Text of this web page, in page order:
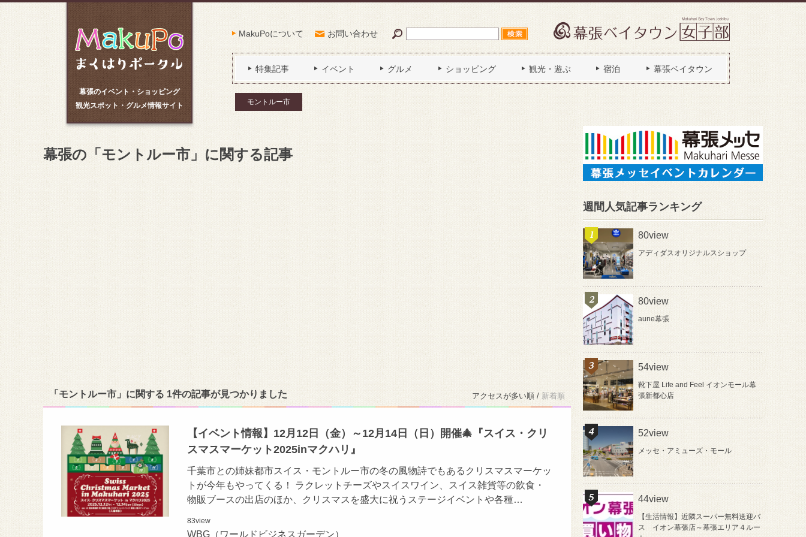
幕張のイベント・ショッピング
観光スポット・グルメ情報サイト
MakuPoについて お問い合わせ
特集記事 イベント グルメ ショッピング 観光・遊ぶ 宿泊 幕張ベイタウン
モントルー市
幕張の「モントルー市」に関する記事
「モントルー市」に関する 1件の記事が見つかりました アクセスが多い順 / 新着順
【イベント情報】12月12日（金）～12月14日（日）開催🎄『スイス・クリ
スマスマーケット2025inマクハリ』
千葉市との姉妹都市スイス・モントルー市の冬の風物詩でもあるクリスマスマーケッ
トが今年もやってくる！ ラクレットチーズやスイスワイン、スイス雑貨等の飲食・
物販ブースの出店のほか、クリスマスを盛大に祝うステージイベントや各種…
83view
WBG（ワールドビジネスガーデン）
週間人気記事ランキング
80view
アディダスオリジナルスショップ
80view
aune幕張
54view
靴下屋 Life and Feel イオンモール幕
張新都心店
52view
メッセ・アミューズ・モール
44view
【生活情報】近隣スーパー無料送迎バ
ス イオン幕張店～幕張エリア４ルー